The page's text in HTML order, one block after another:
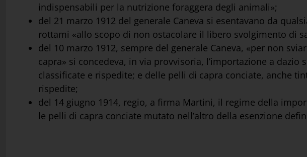
indispensabili per la nutrizione foraggera degli animali»;
del 21 marzo 1912 del generale Caneva si esentavano da
rottami «allo scopo di non ostacolare il libero svolgimento di
del 10 marzo 1912, sempre del generale Caneva, «per non
capra» si concedeva, in via provvisoria, l’importazione a
classificate e rispedite; e delle pelli di capra conciate, anche
rispedite;
del 14 giugno 1914, regio, a firma Martini, il regime della
le pelli di capra conciate mutato nell’altro della esenzione